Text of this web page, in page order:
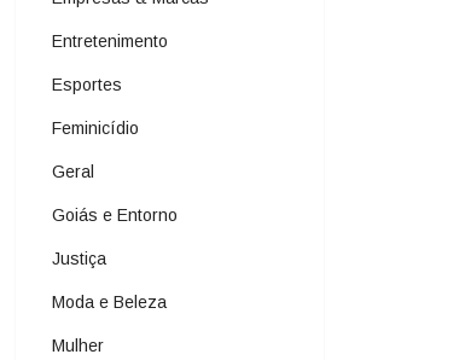
Entretenimento
Esportes
Feminicídio
Geral
Goiás e Entorno
Justiça
Moda e Beleza
Mulher